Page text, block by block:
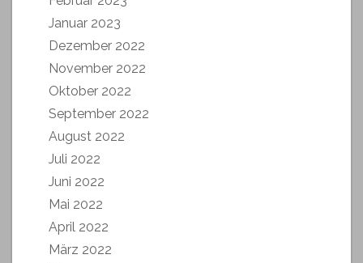
Januar 2023
Dezember 2022
November 2022
Oktober 2022
September 2022
August 2022
Juli 2022
Juni 2022
Mai 2022
April 2022
März 2022